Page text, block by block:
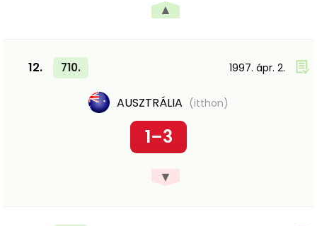
▲
12. 710. 1997. ápr. 2.
AUSZTRÁLIA (itthon)
1–3
▼